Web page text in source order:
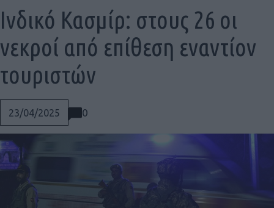
23/04/2025 0
Ινδικό Κασμίρ: στους 26 οι
νεκροί από επίθεση εναντίον
τουριστών